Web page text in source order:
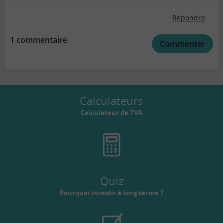
Répondre
1 commentaire Commenter
Calculateurs
Calculateur de TVA
Quiz
Pourquoi investir à long terme ?